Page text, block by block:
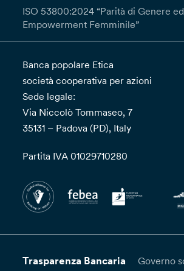
ISO 53800:2024 “Parità di Genere ed
Empowerment Femminile”
Banca popolare Etica
società cooperativa per azioni
Sede legale:
Via Niccolò Tommaseo, 7
35131 – Padova (PD), Italy
Partita IVA 01029710280
Trasparenza Bancaria
Governo